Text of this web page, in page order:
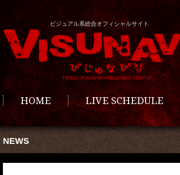
ビジュアル系総合オフィシャルサイト
HOME LIVE SCHEDULE
NEWS